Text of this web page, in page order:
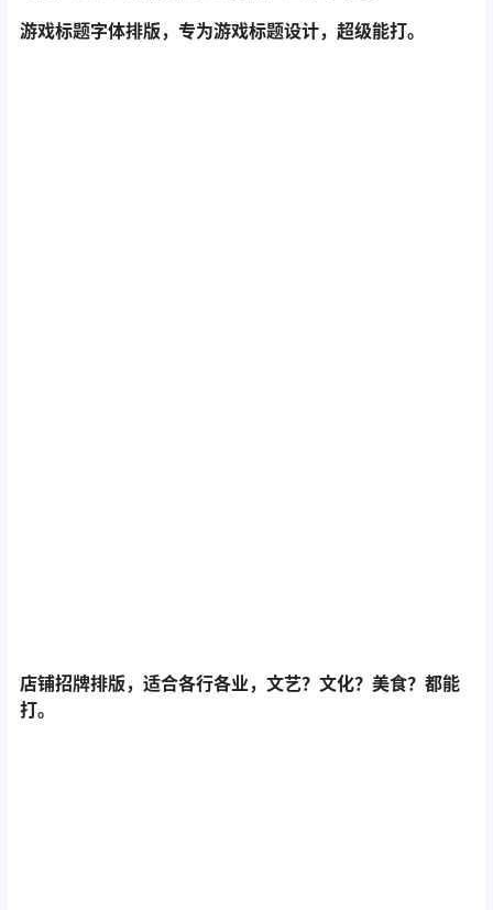
游戏标题字体排版，专为游戏标题设计，超级能打。
店铺招牌排版，适合各行各业，文艺？文化？美食？都能
打。